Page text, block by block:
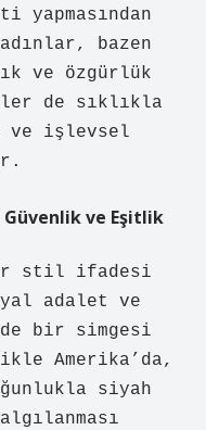
yapmasından
bazen
ve özgürlük
de sıklıkla
ve işlevsel
Güvenlik ve Eşitlik
stil ifadesi
adalet ve
bir simgesi
Amerika’da,
siyah